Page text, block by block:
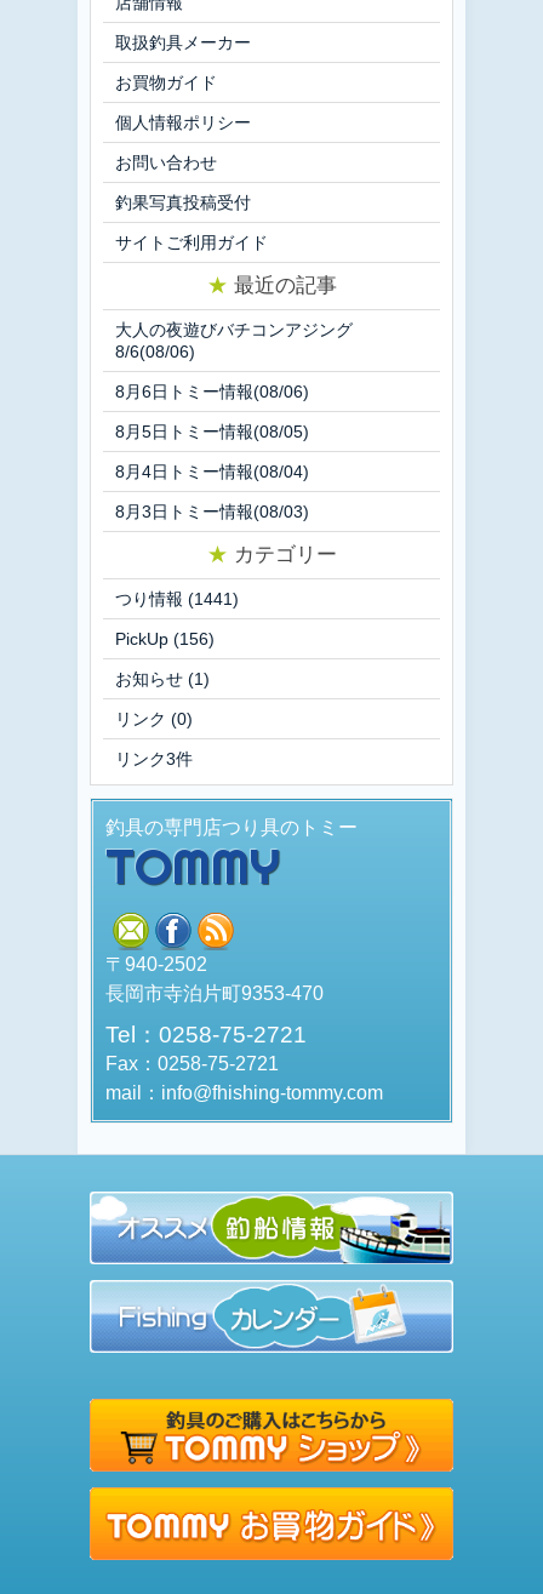
取扱釣具メーカー
お買物ガイド
個人情報ポリシー
お問い合わせ
釣果写真投稿受付
サイトご利用ガイド
★ 最近の記事
大人の夜遊びバチコンアジング
8/6(08/06)
8月6日トミー情報(08/06)
8月5日トミー情報(08/05)
8月4日トミー情報(08/04)
8月3日トミー情報(08/03)
★ カテゴリー
つり情報 (1441)
PickUp (156)
お知らせ (1)
リンク (0)
リンク3件
釣具の専門店つり具のトミー
TOMMY
mail facebook
〒940-2502
長岡市寺泊片町9353-470
Tel：0258-75-2721
Fax：0258-75-2721
mail：info@fhishing-tommy.com